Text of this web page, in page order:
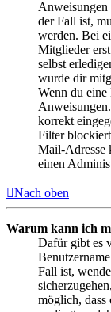
Anweisungen
der Fall ist,
werden. Bei
Mitglieder
selbst
wurde dir
Wenn du eine
korrekt
Filter
Mail-Adresse
einen
Nach oben
Warum kann ich
Dafür gibt es
Fall ist,
möglich,